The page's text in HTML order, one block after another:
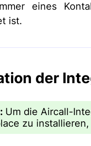
eines
ist.
der
Um die Aircall-
zu